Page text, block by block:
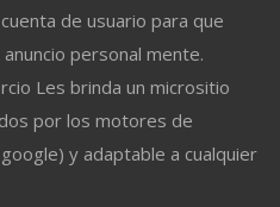
de usuario para que
personal mente.
Les brinda un micrositio
por los motores de
y adaptable a cualquier